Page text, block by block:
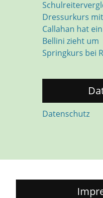
Dressurkurs
Callahan hat
Bellini zieht um
Springkurs bei
Datenschutz